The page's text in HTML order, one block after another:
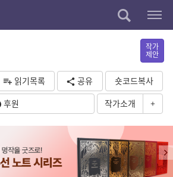
작가
제안
읽기목록 공유
숏코드복사
후원
작가소개 +